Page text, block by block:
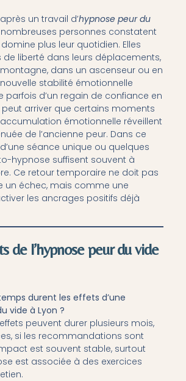
un travail d’hypnose peur du
nombreuses personnes constatent
plus leur quotidien. Elles
de liberté dans leurs déplacements,
dans un ascenseur ou en
stabilité émotionnelle
parfois d’un regain de confiance en
peut arriver que certains moments
émotionnelle réveillent
de l’ancienne peur. Dans ce
séance unique ou quelques
hypnose suffisent souvent à
Ce retour temporaire ne doit pas
un échec, mais comme une
les ancrages positifs déjà
de l’hypnose peur du vide
durent les effets d’une
vide à Lyon ?
peuvent durer plusieurs mois,
si les recommandations sont
est souvent stable, surtout
est associée à des exercices